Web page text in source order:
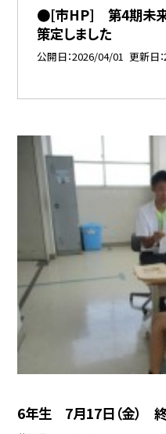
●[市HP] 第4期未来
策定しました
公開日 2026/04/01 更新日
6年生 7月17日（金）